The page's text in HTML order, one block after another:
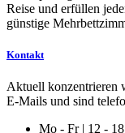
Reise und erfüllen
günstige
Kontakt
Aktuell konzentrieren
E-Mails und sind
Mo - Fr | 12 -